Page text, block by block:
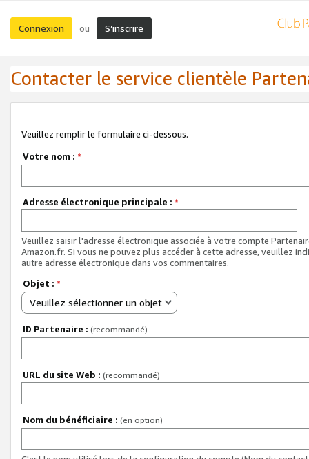
Connexion ou S’inscrire
Contacter le service clientèle
Veuillez remplir le formulaire ci-dessous.
Votre nom : *
Adresse électronique principale : *
Veuillez saisir l'adresse électronique associée à votre compte
Amazon.fr. Si vous ne pouvez plus accéder à cette adresse, veuillez
autre adresse électronique dans vos commentaires.
Objet : *
Veuillez sélectionner un objet
ID Partenaire : (recommandé)
URL du site Web : (recommandé)
Nom du bénéficiaire : (en option)